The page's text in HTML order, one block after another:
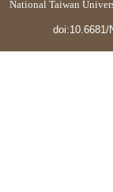
National Taiwan
doi:10.6681/